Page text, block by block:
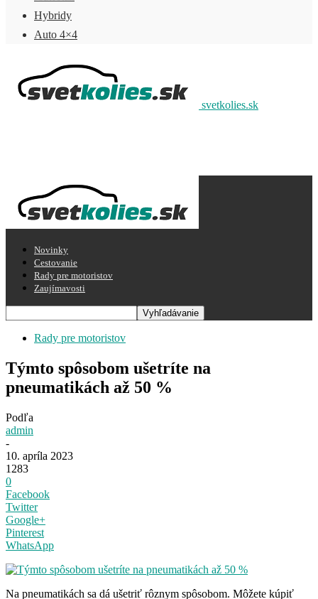
Hybridy
Auto 4×4
svetkolies.sk
Novinky
Cestovanie
Rady pre motoristov
Zaujímavosti
Rady pre motoristov
Týmto spôsobom ušetríte na
pneumatikách až 50 %
Podľa
admin
-
10. apríla 2023
1283
0
Facebook
Twitter
Google+
Pinterest
WhatsApp
Na pneumatikách sa dá ušetriť rôznym spôsobom. Môžete kúpiť